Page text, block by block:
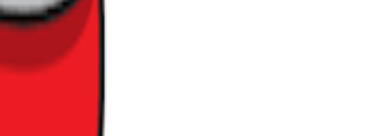
능성이 큽니다.
존 다이소가
이소 역시 축소
으로 구성할지